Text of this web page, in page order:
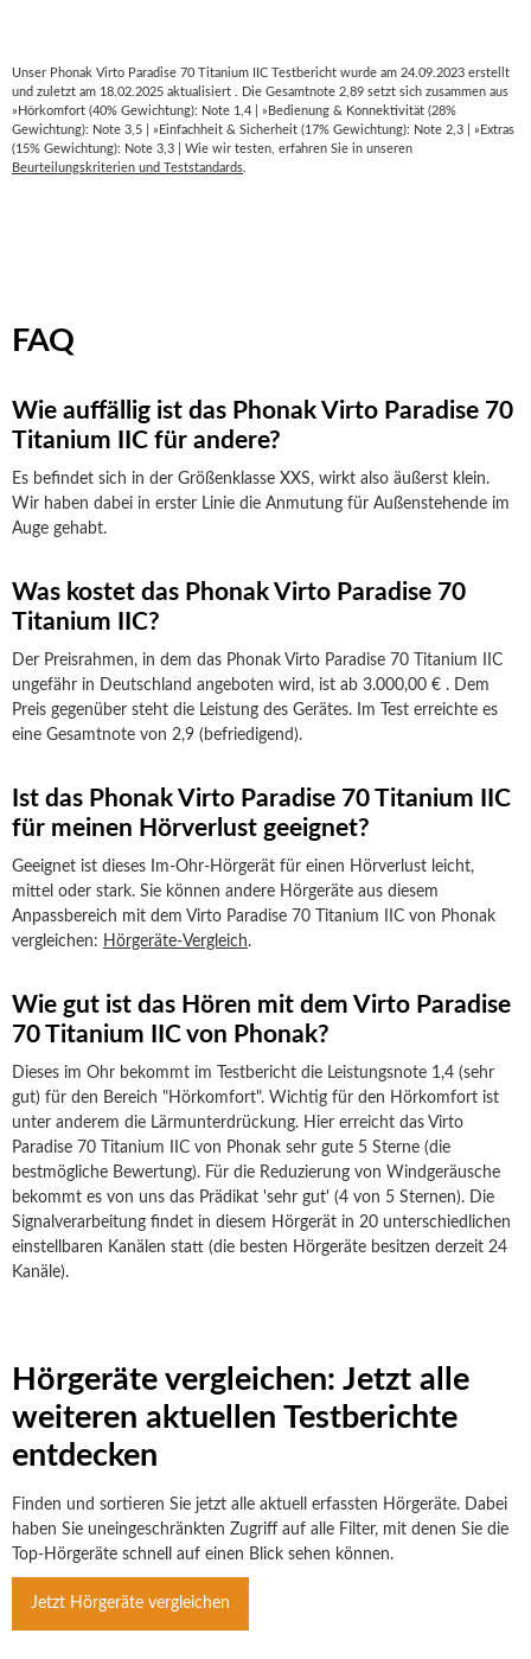
Unser Phonak Virto Paradise 70 Titanium IIC Testbericht wurde am 24.09.2023 erstellt
und zuletzt am 18.02.2025 aktualisiert . Die Gesamtnote 2,89 setzt sich zusammen aus
»Hörkomfort (40% Gewichtung): Note 1,4 | »Bedienung & Konnektivität (28%
Gewichtung): Note 3,5 | »Einfachheit & Sicherheit (17% Gewichtung): Note 2,3 | »Extras
(15% Gewichtung): Note 3,3 | Wie wir testen, erfahren Sie in unseren
Beurteilungskriterien und Teststandards
FAQ
Wie auffällig ist das Phonak Virto Paradise 70
Titanium IIC für andere?
Es befindet sich in der Größenklasse XXS, wirkt also äußerst klein.
Wir haben dabei in erster Linie die Anmutung für Außenstehende im
Auge gehabt.
Was kostet das Phonak Virto Paradise 70
Titanium IIC?
Der Preisrahmen, in dem das Phonak Virto Paradise 70 Titanium IIC
ungefähr in Deutschland angeboten wird, ist ab 3.000,00 € . Dem
Preis gegenüber steht die Leistung des Gerätes. Im Test erreichte es
eine Gesamtnote von 2,9 (befriedigend).
Ist das Phonak Virto Paradise 70 Titanium IIC
für meinen Hörverlust geeignet?
Geeignet ist dieses Im-Ohr-Hörgerät für einen Hörverlust leicht,
mittel oder stark. Sie können andere Hörgeräte aus diesem
Anpassbereich mit dem Virto Paradise 70 Titanium IIC von Phonak
vergleichen: Hörgeräte-Vergleich.
Wie gut ist das Hören mit dem Virto Paradise
70 Titanium IIC von Phonak?
Dieses im Ohr bekommt im Testbericht die Leistungsnote 1,4 (sehr
gut) für den Bereich "Hörkomfort". Wichtig für den Hörkomfort ist
unter anderem die Lärmunterdrückung. Hier erreicht das Virto
Paradise 70 Titanium IIC von Phonak sehr gute 5 Sterne (die
bestmögliche Bewertung). Für die Reduzierung von Windgeräusche
bekommt es von uns das Prädikat 'sehr gut' (4 von 5 Sternen). Die
Signalverarbeitung findet in diesem Hörgerät in 20 unterschiedlichen
einstellbaren Kanälen statt (die besten Hörgeräte besitzen derzeit 24
Kanäle).
Hörgeräte vergleichen: Jetzt alle
weiteren aktuellen Testberichte
entdecken
Finden und sortieren Sie jetzt alle aktuell erfassten Hörgeräte. Dabei
haben Sie uneingeschränkten Zugriff auf alle Filter, mit denen Sie die
Top-Hörgeräte schnell auf einen Blick sehen können.
Jetzt Hörgeräte vergleichen